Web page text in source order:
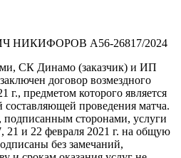
НИКИФОРОВ А56-26817/2024
СК Динамо (заказчик) и ИП
договор возмездного
г., предметом которого является
составляющей проведения матча.
подписанным сторонами, услуги
21 и 22 февраля 2021 г. на общую
без замечаний,